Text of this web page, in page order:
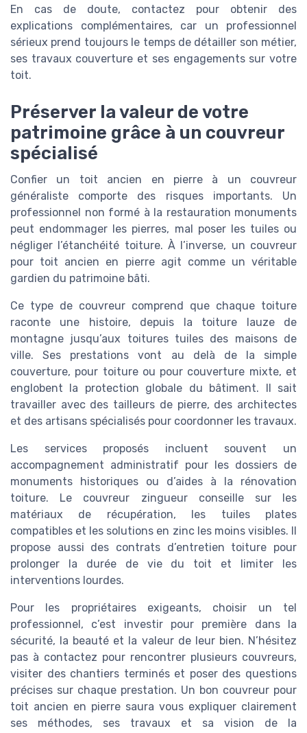
En cas de doute, contactez pour obtenir des
explications complémentaires, car un professionnel
sérieux prend toujours le temps de détailler son métier,
ses travaux couverture et ses engagements sur votre
toit.
Préserver la valeur de votre
patrimoine grâce à un couvreur
spécialisé
Confier un toit ancien en pierre à un couvreur
généraliste comporte des risques importants. Un
professionnel non formé à la restauration monuments
peut endommager les pierres, mal poser les tuiles ou
négliger l’étanchéité toiture. À l’inverse, un couvreur
pour toit ancien en pierre agit comme un véritable
gardien du patrimoine bâti.
Ce type de couvreur comprend que chaque toiture
raconte une histoire, depuis la toiture lauze de
montagne jusqu’aux toitures tuiles des maisons de
ville. Ses prestations vont au delà de la simple
couverture, pour toiture ou pour couverture mixte, et
englobent la protection globale du bâtiment. Il sait
travailler avec des tailleurs de pierre, des architectes
et des artisans spécialisés pour coordonner les travaux.
Les services proposés incluent souvent un
accompagnement administratif pour les dossiers de
monuments historiques ou d’aides à la rénovation
toiture. Le couvreur zingueur conseille sur les
matériaux de récupération, les tuiles plates
compatibles et les solutions en zinc les moins visibles. Il
propose aussi des contrats d’entretien toiture pour
prolonger la durée de vie du toit et limiter les
interventions lourdes.
Pour les propriétaires exigeants, choisir un tel
professionnel, c’est investir pour première dans la
sécurité, la beauté et la valeur de leur bien. N’hésitez
pas à contactez pour rencontrer plusieurs couvreurs,
visiter des chantiers terminés et poser des questions
précises sur chaque prestation. Un bon couvreur pour
toit ancien en pierre saura vous expliquer clairement
ses méthodes, ses travaux et sa vision de la